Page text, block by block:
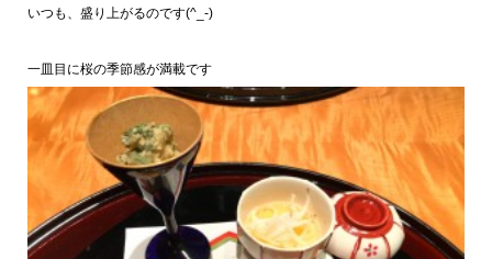
いつも、盛り上がるのです(^_-)
一皿目に桜の季節感が満載です